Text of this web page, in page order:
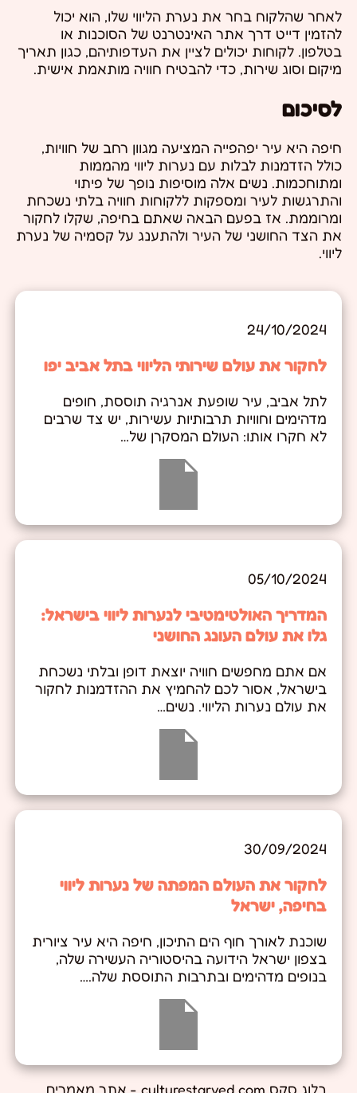
לאחר שהלקוח בחר את נערת הליווי שלו, הוא יכול
להזמין דייט דרך אתר האינטרנט של הסוכנות או
בטלפון. לקוחות יכולים לציין את העדפותיהם, כגון תאריך
מיקום וסוג שירות, כדי להבטיח חוויה מותאמת אישית.
לסיכום
חיפה היא עיר יפהפייה המציעה מגוון רחב של חוויות,
כולל הזדמנות לבלות עם נערות ליווי מהממות
ומתוחכמות. נשים אלה מוסיפות נופך של פיתוי
והתרגשות לעיר ומספקות ללקוחות חוויה בלתי נשכחת
ומרוממת. אז בפעם הבאה שאתם בחיפה, שקלו לחקור
את הצד החושני של העיר ולהתענג על קסמיה של נערת
ליווי.
24/10/2024
לחקור את עולם שירותי הליווי בתל אביב יפו
לתל אביב, עיר שופעת אנרגיה תוססת, חופים
מדהימים וחוויות תרבותיות עשירות, יש צד שרבים
לא חקרו אותו: העולם המסקרן של…
05/10/2024
המדריך האולטימטיבי לנערות ליווי בישראל:
גלו את עולם העונג החושני
אם אתם מחפשים חוויה יוצאת דופן ובלתי נשכחת
בישראל, אסור לכם להחמיץ את ההזדמנות לחקור
את עולם נערות הליווי. נשים…
30/09/2024
לחקור את העולם המפתה של נערות ליווי
בחיפה, ישראל
שוכנת לאורך חוף הים התיכון, חיפה היא עיר ציורית
בצפון ישראל הידועה בהיסטוריה העשירה שלה,
בנופים מדהימים ובתרבות התוססת שלה.…
בלוג סקס culturestarved.com - אתר מאמרים